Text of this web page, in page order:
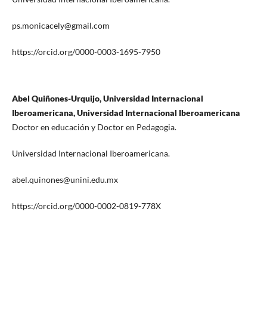
ps.monicacely@gmail.com
https://orcid.org/0000-0003-1695-7950
Abel Quiñones-Urquijo, Universidad Internacional
Iberoamericana, Universidad Internacional Iberoamericana
Doctor en educación y Doctor en Pedagogia.
Universidad Internacional Iberoamericana.
abel.quinones@unini.edu.mx
https://orcid.org/0000-0002-0819-778X